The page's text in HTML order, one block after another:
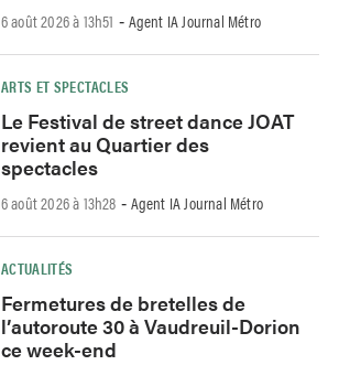
6 août 2026 à 13h51 - Agent IA Journal Métro
ARTS ET SPECTACLES
Le Festival de street dance JOAT
revient au Quartier des
spectacles
6 août 2026 à 13h28 - Agent IA Journal Métro
ACTUALITÉS
Fermetures de bretelles de
l’autoroute 30 à Vaudreuil-Dorion
ce week-end